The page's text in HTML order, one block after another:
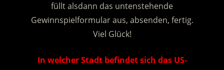
füllt alsdann das untenstehende
Gewinnspielformular aus, absenden, fertig.
Viel Glück!
In welcher Stadt befindet sich das US-